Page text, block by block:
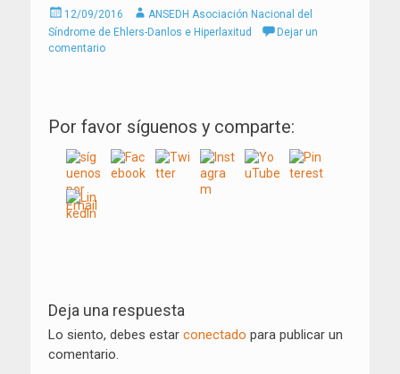
Enviado
el
12/09/2016 AutorANSEDH Asociación Nacional del
Síndrome de Ehlers-Danlos e Hiperlaxitud
Dejar un
comentario
Por favor síguenos y comparte:
de
entradas
Deja una respuesta
Lo siento, debes estar conectado para publicar un
comentario.